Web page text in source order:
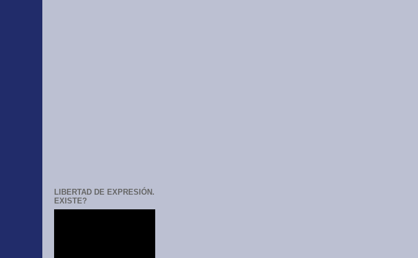
LIBERTAD DE EXPRESIÓN.
EXISTE?